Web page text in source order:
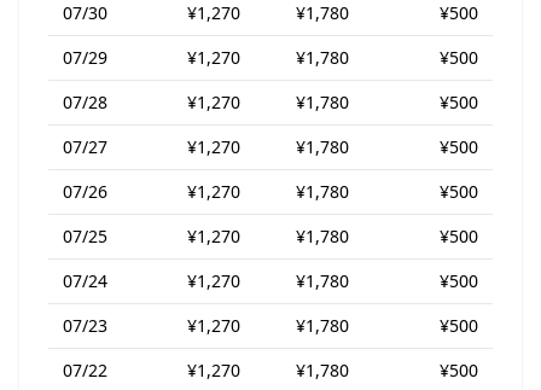
07/30
¥1,270 ¥1,780
¥500
07/29
¥1,270 ¥1,780
¥500
07/28
¥1,270 ¥1,780
¥500
07/27
¥1,270 ¥1,780
¥500
07/26
¥1,270 ¥1,780
¥500
07/25
¥1,270 ¥1,780
¥500
07/24
¥1,270 ¥1,780
¥500
07/23
¥1,270 ¥1,780
¥500
07/22
¥1,270 ¥1,780
¥500